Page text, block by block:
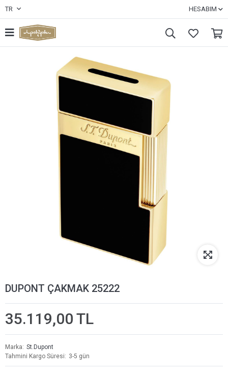
TR HESABIM
DUPONT ÇAKMAK 25222
35.119,00 TL
Marka
St.Dupont
Tahmini Kargo Süresi
3-5 gün